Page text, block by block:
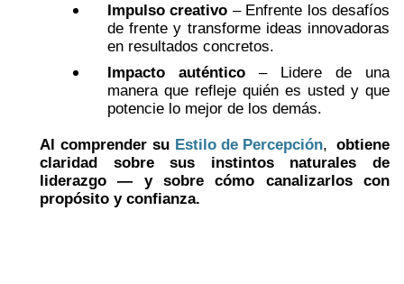
Impulso creativo – Enfrente los desafíos
de frente y transforme ideas innovadoras
en resultados concretos.
Impacto auténtico – Lidere de una
manera que refleje quién es usted y que
potencie lo mejor de los demás.
Al comprender su Estilo de Percepción, obtiene
claridad sobre sus instintos naturales de
liderazgo — y sobre cómo canalizarlos con
propósito y confianza.